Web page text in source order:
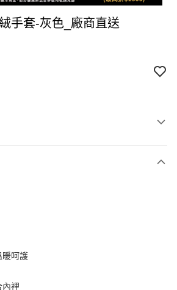
手套-灰色_廠商直送
暖呵護
內裡